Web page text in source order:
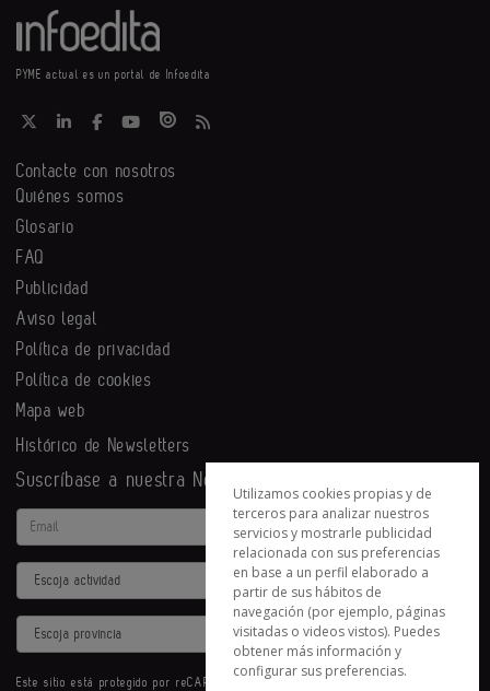
PYME actual es un portal de Infoedita
Contacte con nosotros
Quiénes somos
Glosario
FAQ
Publicidad
Aviso legal
Política de privacidad
Política de cookies
Mapa web
Histórico de Newsletters
Suscríbase a nuestra Newsletter
Email
Actividad
Provincia
Este sitio está protegido por reCAPTCHA y se aplican la
Utilizamos cookies propias y de
terceros para analizar nuestros
servicios y mostrarle publicidad
relacionada con sus preferencias
en base a un perfil elaborado a
partir de sus hábitos de
navegación (por ejemplo, páginas
visitadas o videos vistos). Puedes
obtener más información y
configurar sus preferencias.